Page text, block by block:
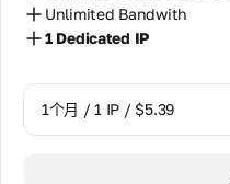
Unlimited Bandwith
1 Dedicated IP
1个月 / 1 IP / $5.39